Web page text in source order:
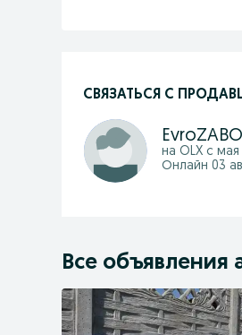
СВЯЗАТЬСЯ С
на OLX с мая
Онлайн 03
Все объявления